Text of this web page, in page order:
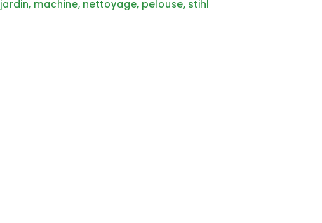
jardin, machine, nettoyage, pelouse, stihl